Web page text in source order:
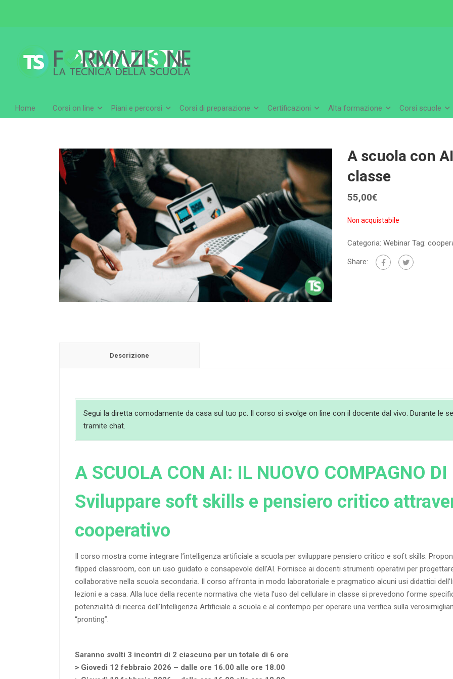
Home Corsi on line Piani e percorsi Corsi di preparazione Certificazioni Alta formazione Corsi scuole
ACQUISTA
A scuola con
classe
55,00€
Non acquistabile
Categoria: Webinar Tag:
Share:
Descrizione
Segui la diretta comodamente da casa sul tuo pc. Il corso si svolge on line con il docente dal vivo. Durante le
tramite chat.
A SCUOLA CON AI: IL NUOVO COMPAGNO DI
Sviluppare soft skills e pensiero critico
cooperativo
Il corso mostra come integrare l’intelligenza artificiale a scuola per sviluppare pensiero critico e soft skills.
flipped classroom, con un uso guidato e consapevole dell’AI. Fornisce ai docenti strumenti operativi per
collaborative nella scuola secondaria. Il corso affronta in modo laboratoriale e pragmatico alcuni usi didattici
lezioni e a casa. Alla luce della recente normativa che vieta l’uso del cellulare in classe si prevedono forme
potenzialità di ricerca dell’Intelligenza Artificiale a scuola e al contempo per operare una verifica sulla
“pronting”.
Saranno svolti 3 incontri di 2 ciascuno per un totale di 6 ore
> Giovedì 12 febbraio 2026 – dalle ore 16.00 alle ore 18.00